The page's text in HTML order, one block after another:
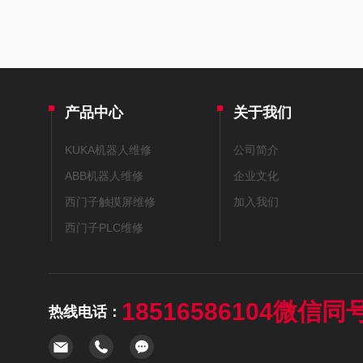
产品中心
KUKA机器人维修
ABB机器人维修
西门子触摸屏维修
西门子PLC维修
关于我们
公司简介
企业文化
加入我们
热线电话： 18516586104微信同